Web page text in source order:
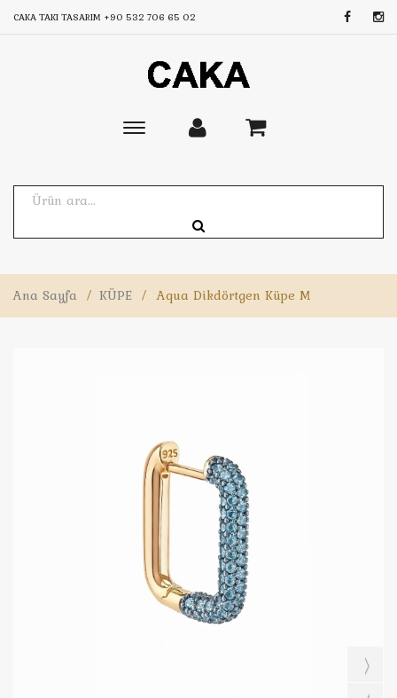
CAKA TAKI TASARIM +90 532 706 65 02
Toggle
Ana Sayfa / KÜPE / Aqua Dikdörtgen Küpe M